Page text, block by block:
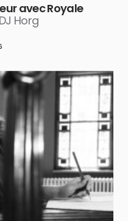
avec Royale
Horg